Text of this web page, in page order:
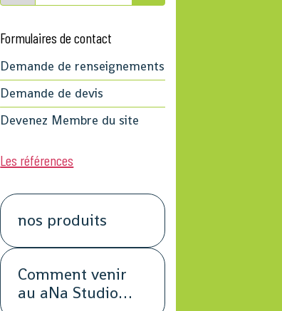
Formulaires de contact
Demande de renseignements
Demande de devis
Devenez Membre du site
Les références
nos produits
Comment venir
au aNa Studio